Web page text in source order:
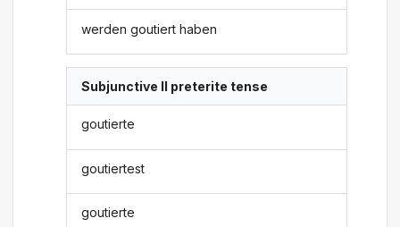
werden goutiert haben
Subjunctive II preterite tense
goutierte
goutiertest
goutierte